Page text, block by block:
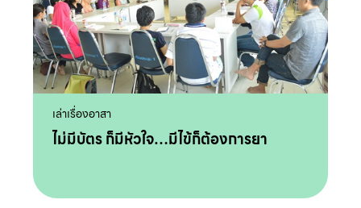
เล่าเรื่องอาสา
ไม่มีบัตร ก็มีหัวใจ…มีไข้ก็ต้องการยา